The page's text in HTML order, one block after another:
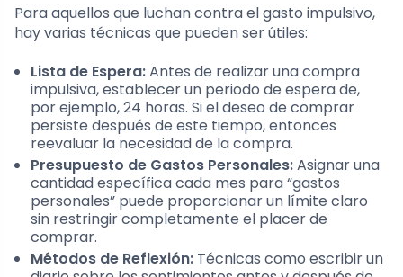
Para aquellos que luchan contra el gasto impulsivo,
hay varias técnicas que pueden ser útiles:
Lista de Espera:Antes de realizar una compra
impulsiva, establecer un periodo de espera de,
por ejemplo, 24 horas. Si el deseo de comprar
persiste después de este tiempo, entonces
reevaluar la necesidad de la compra.
Presupuesto de Gastos Personales:Asignar una
cantidad específica cada mes para “gastos
personales” puede proporcionar un límite claro
sin restringir completamente el placer de
comprar.
Métodos de Reflexión: Técnicas como escribir un